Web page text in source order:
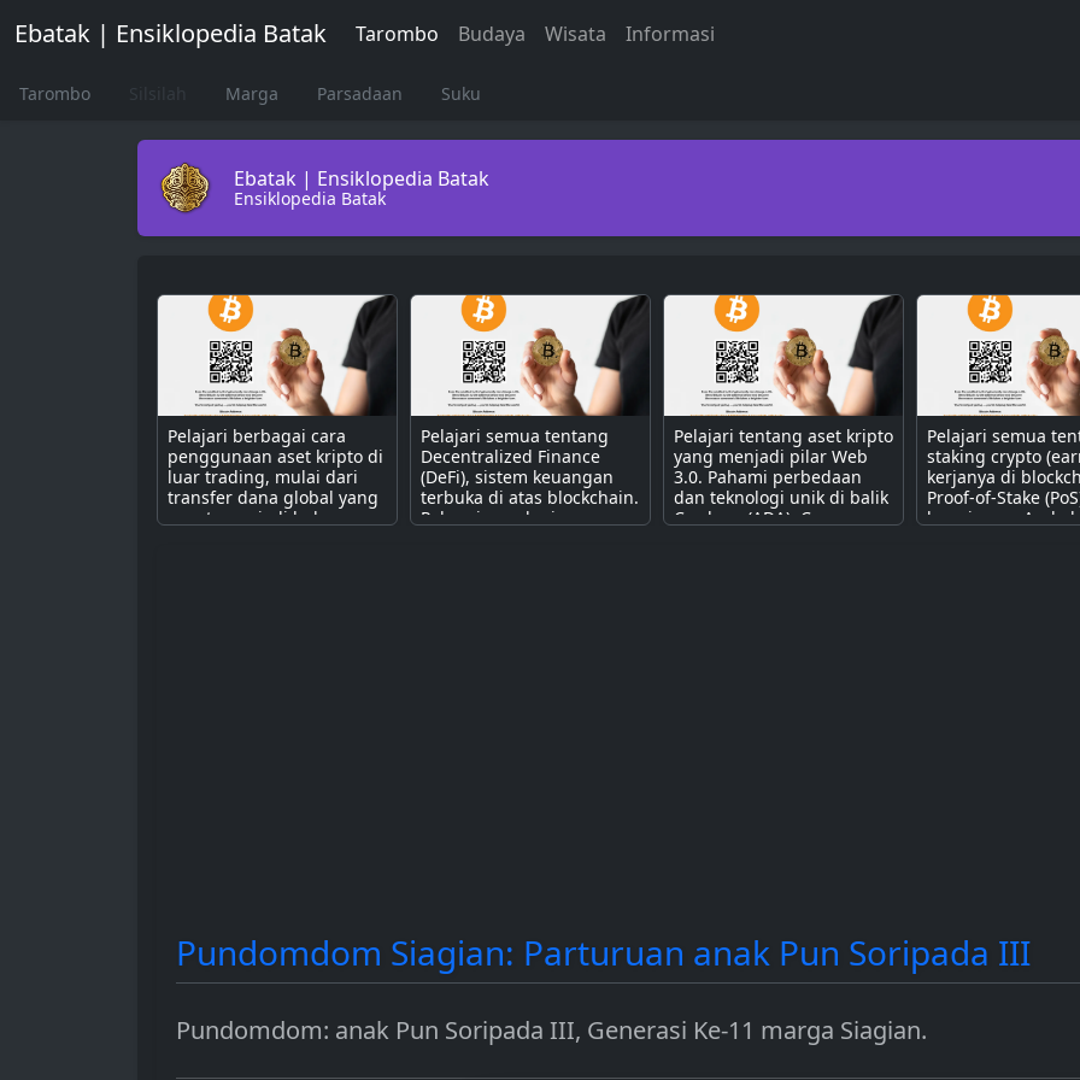
Ebatak | Ensiklopedia Batak Tarombo Budaya Wisata Informasi
Tarombo Marga Parsadaan Suku
Ebatak | Ensiklopedia Batak
Ensiklopedia Batak
Pelajari berbagai cara
penggunaan aset kripto di
luar trading, mulai dari
transfer dana global yang
cepat, menjadi bahan
Pelajari semua tentang
Decentralized Finance
(DeFi), sistem keuangan
terbuka di atas blockchain.
Pahami cara kerjanya
Pelajari tentang aset kripto
yang menjadi pilar Web
3.0. Pahami perbedaan
dan teknologi unik di balik
Cardano (ADA), Cosmos
Pelajari semua
staking crypto
kerjanya di
Proof-of-Stake
bagaimana Anda
Pundomdom Siagian: Parturuan anak Pun Soripada III
Pundomdom: anak Pun Soripada III, Generasi Ke-11 marga Siagian.